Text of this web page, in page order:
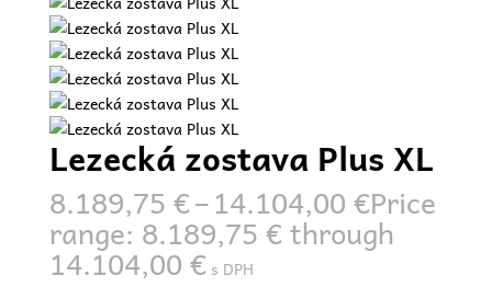
Lezecká zostava Plus XL
8.189,75€–14.104,00€Price
range: 8.189,75 € through
14.104,00 € s DPH